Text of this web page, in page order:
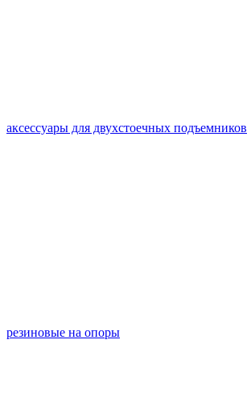
аксессуары для двухстоечных подъемников
резиновые на опоры